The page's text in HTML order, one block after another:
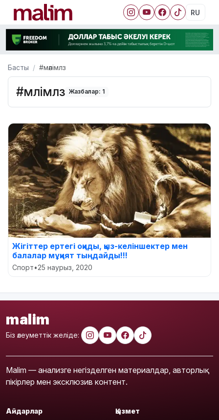
RU
Басты #мәлімлз
#мәлімлз Жазбалар: 1
Жігіттер ертегі оқиды, қыз-келіншектер мен
балалар мұқият тыңдайды!!!
Спорт•25 наурыз, 2020
malim
Біз әлеуметтік желіде:
Malim — анализге негізделген материалдар, авторлық
пікірлер мен эксклюзив контент.
Айдарлар Қызмет